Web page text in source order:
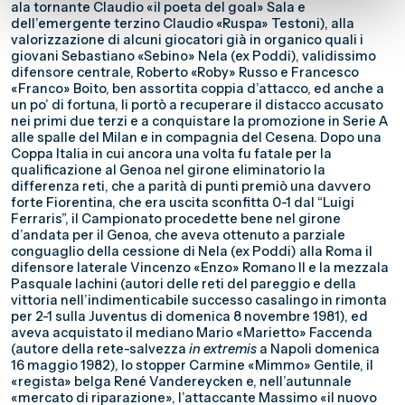
ala tornante Claudio «il poeta del goal» Sala e
dell’emergente terzino Claudio «Ruspa» Testoni), alla
valorizzazione di alcuni giocatori già in organico quali i
giovani Sebastiano «Sebino» Nela (ex Poddi), validissimo
difensore centrale, Roberto «Roby» Russo e Francesco
«Franco» Boito, ben assortita coppia d’attacco, ed anche a
un po’ di fortuna, li portò a recuperare il distacco accusato
nei primi due terzi e a conquistare la promozione in Serie A
alle spalle del Milan e in compagnia del Cesena. Dopo una
Coppa Italia in cui ancora una volta fu fatale per la
qualificazione al Genoa nel girone eliminatorio la
differenza reti, che a parità di punti premiò una davvero
forte Fiorentina, che era uscita sconfitta 0-1 dal “Luigi
Ferraris”, il Campionato procedette bene nel girone
d’andata per il Genoa, che aveva ottenuto a parziale
conguaglio della cessione di Nela (ex Poddi) alla Roma il
difensore laterale Vincenzo «Enzo» Romano II e la mezzala
Pasquale Iachini (autori delle reti del pareggio e della
vittoria nell’indimenticabile successo casalingo in rimonta
per 2-1 sulla Juventus di domenica 8 novembre 1981), ed
aveva acquistato il mediano Mario «Marietto» Faccenda
(autore della rete-salvezza in extremis a Napoli domenica
16 maggio 1982), lo stopper Carmine «Mimmo» Gentile, il
«regista» belga René Vandereycken e, nell’autunnale
«mercato di riparazione», l’attaccante Massimo «il nuovo